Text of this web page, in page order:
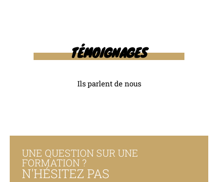
TÉMOIGNAGES
Ils parlent de nous
UNE QUESTION SUR UNE
FORMATION ?
N'HÉSITEZ PAS